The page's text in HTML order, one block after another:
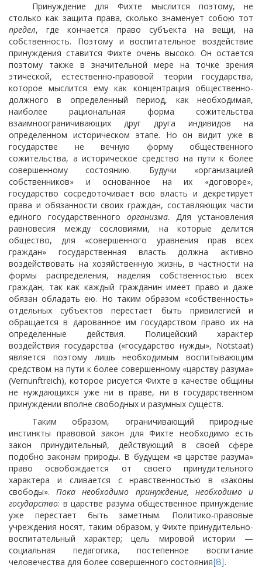
Принуждение для Фихте мыслится поэтому, не
столько как защита права, сколько знаменует собою тот
предел, где кончается право субъекта на вещи, на
собственность. Поэтому и воспитательное воздействие
принуждения ставится Фихте очень высоко. Он остается
поэтому также в значительной мере на точке зрения
этической, естественно-правовой теории государства,
которое мыслится ему как концентрация общественно-
должного в определенный период, как необходимая,
наиболее рациональная форма сожительства
взаимноограничивающих друг друга индивидов на
определенном историческом этапе. Но он видит уже в
государстве не вечную форму общественного
сожительства, а историческое средство на пути к более
совершенному состоянию. Будучи «организацией
собственников» и основанное на их «договоре»,
государство сосредоточивает всю власть и декретирует
права и обязанности своих граждан, составляющих части
единого государственного организма. Для установления
равновесия между сословиями, на которые делится
общество, для «совершенного уравнения прав всех
граждан» государственная власть должна активно
воздействовать на хозяйственную жизнь, в частности на
формы распределения, наделяя собственностью всех
граждан, так как каждый гражданин имеет право и даже
обязан обладать ею. Но таким образом «собственность»
отдельных субъектов перестает быть привилегией и
обращается в дарованное им государством право их на
определенные действия. Полицейский характер
воздействия государства («государство нужды», Notstaat)
является поэтому лишь необходимым воспитывающим
средством на пути к более совершенному «царству разума»
(Vernunftreich), которое рисуется Фихте в качестве общины
не нуждающихся уже ни в праве, ни в государственном
принуждении вполне свободных и разумных существ.
Таким образом, ограничивающий природные
инстинкты правовой закон для Фихте необходимо есть
закон принудительный, действующий в своей сфере
подобно законам природы. В будущем «в царстве разума»
право освобождается от своего принудительного
характера и сливается с нравственностью в «законы
свободы».Пока необходимо принуждение, необходимо и
государство: в царстве разума общественное принуждение
уже перестает быть заметным. Политико-правовые
учреждения носят, таким образом, у Фихте принудительно-
воспитательный характер; цель мировой истории —
социальная педагогика, постепенное воспитание
человечества для более совершенного состояния[8].